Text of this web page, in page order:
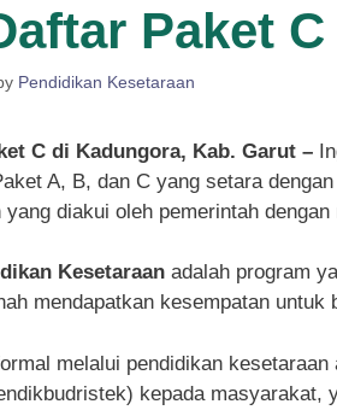
Paket
Pendidikan Kesetaraan
C di Kadungora, Kab. Garut –
A, B, dan C yang setara
yang diakui oleh pemerintah
Kesetaraan adalah program
mendapatkan kesempatan
melalui pendidikan
kepada